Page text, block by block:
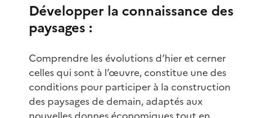
Développer la connaissance des
paysages :
Comprendre les évolutions d’hier et cerner
celles qui sont à l’œuvre, constitue une des
conditions pour participer à la construction
des paysages de demain, adaptés aux